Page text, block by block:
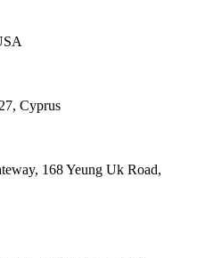
Cyprus
168 Yeung Uk Road,